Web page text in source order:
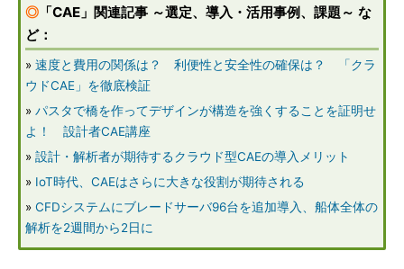
◎ 「CAE」関連記事 ～選定、導入・活用事例、課題～ な
ど：
» 速度と費用の関係は？ 利便性と安全性の確保は？ 「クラ
ウドCAE」を徹底検証
» パスタで橋を作ってデザインが構造を強くすることを証明せ
よ！ 設計者CAE講座
» 設計・解析者が期待するクラウド型CAEの導入メリット
» IoT時代、CAEはさらに大きな役割が期待される
» CFDシステムにブレードサーバ96台を追加導入、船体全体の
解析を2週間から2日に